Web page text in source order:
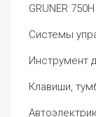
GRUNER
Системы
Инструмент
Клавиши,